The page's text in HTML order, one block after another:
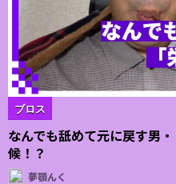
ブロス
なんでも舐めて元に戻す男
候！？
夢顎んく